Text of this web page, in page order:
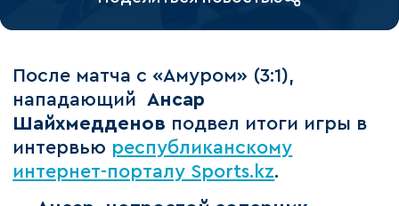
После матча с «Амуром» (3:1),
нападающий Ансар
Шайхмедденов подвел итоги игры в
интервью республиканскому
интернет-порталу Sports.kz.